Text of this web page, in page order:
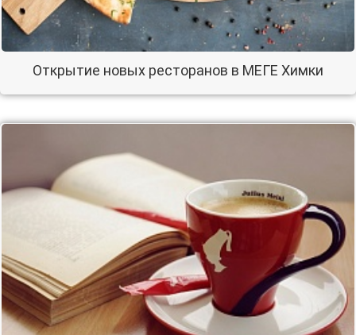
Открытие новых ресторанов в МЕГЕ Химки